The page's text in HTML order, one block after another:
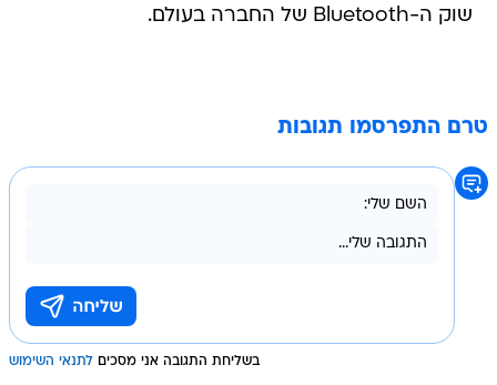
שוק ה-Bluetooth של החברה בעולם.
טרם התפרסמו תגובות
בשליחת התגובה אני מסכים לתנאי השימוש